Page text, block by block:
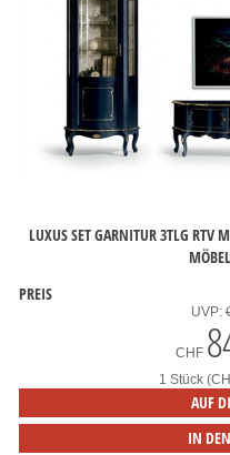
LUXUS SET GARNITUR 3TLG RTV
PREIS
UVP:
CHF
1 Stück
AUF
IN